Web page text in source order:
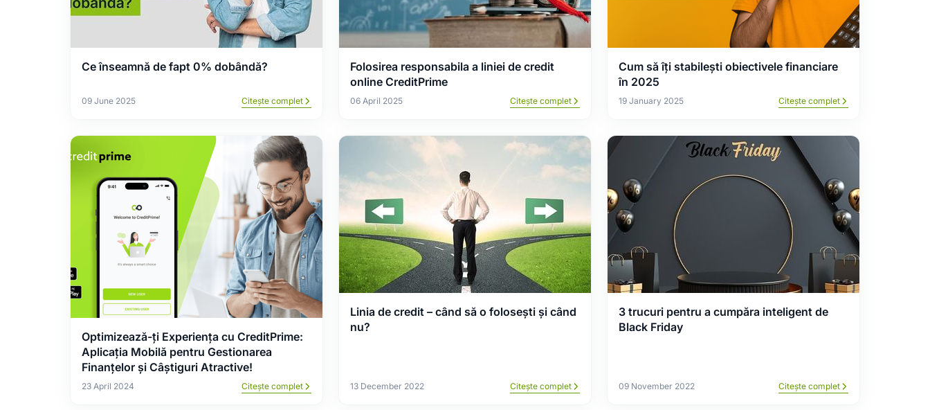
Ce înseamnă de fapt 0% dobândă?
09 June 2025 Citește complet
Folosirea responsabila a liniei de credit
online CreditPrime
06 April 2025 Citește complet
Cum să îți stabilești obiectivele financiare
în 2025
19 January 2025 Citește complet
Optimizează-ți Experiența cu CreditPrime:
Aplicația Mobilă pentru Gestionarea
Finanțelor și Câștiguri Atractive!
23 April 2024 Citește complet
Linia de credit – când să o folosești și când
nu?
13 December 2022 Citește complet
3 trucuri pentru a cumpăra inteligent de
Black Friday
09 November 2022 Citește complet